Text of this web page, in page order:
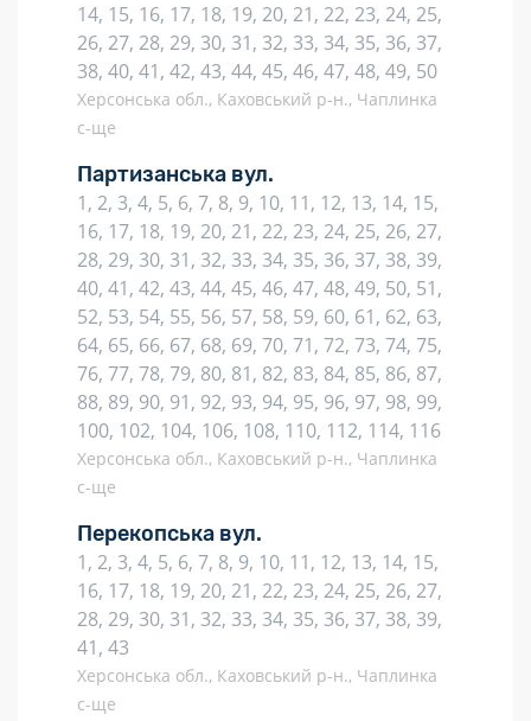
14, 15, 16, 17, 18, 19, 20, 21, 22, 23, 24, 25,
26, 27, 28, 29, 30, 31, 32, 33, 34, 35, 36, 37,
38, 40, 41, 42, 43, 44, 45, 46, 47, 48, 49, 50
Херсонська обл., Каховський р-н., Чаплинка
с-ще
Партизанська вул.
1, 2, 3, 4, 5, 6, 7, 8, 9, 10, 11, 12, 13, 14, 15,
16, 17, 18, 19, 20, 21, 22, 23, 24, 25, 26, 27,
28, 29, 30, 31, 32, 33, 34, 35, 36, 37, 38, 39,
40, 41, 42, 43, 44, 45, 46, 47, 48, 49, 50, 51,
52, 53, 54, 55, 56, 57, 58, 59, 60, 61, 62, 63,
64, 65, 66, 67, 68, 69, 70, 71, 72, 73, 74, 75,
76, 77, 78, 79, 80, 81, 82, 83, 84, 85, 86, 87,
88, 89, 90, 91, 92, 93, 94, 95, 96, 97, 98, 99,
100, 102, 104, 106, 108, 110, 112, 114, 116
Херсонська обл., Каховський р-н., Чаплинка
с-ще
Перекопська вул.
1, 2, 3, 4, 5, 6, 7, 8, 9, 10, 11, 12, 13, 14, 15,
16, 17, 18, 19, 20, 21, 22, 23, 24, 25, 26, 27,
28, 29, 30, 31, 32, 33, 34, 35, 36, 37, 38, 39,
41, 43
Херсонська обл., Каховський р-н., Чаплинка
с-ще